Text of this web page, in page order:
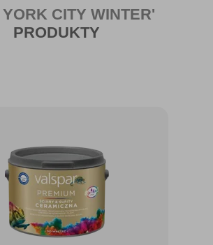
CITY WINTER'
PRODUKTY